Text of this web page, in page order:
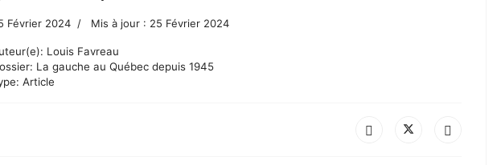
Février 2024 Mis à jour : 25 Février 2024
Louis Favreau
La gauche au Québec depuis 1945
Article